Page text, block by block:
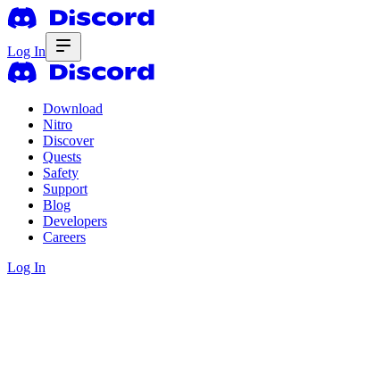
Log In
Download
Nitro
Discover
Quests
Safety
Support
Blog
Developers
Careers
Log In